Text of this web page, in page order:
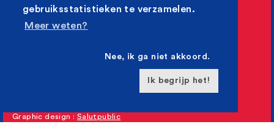
gebruiksstatistieken te verzamelen.
Meer weten?
Nee, ik ga niet akkoord.
Ik begrijp het!
T : +32 (0)2 240 22 11
F : +32 (0)2 240 23 50
Graphic design : Salutpublic